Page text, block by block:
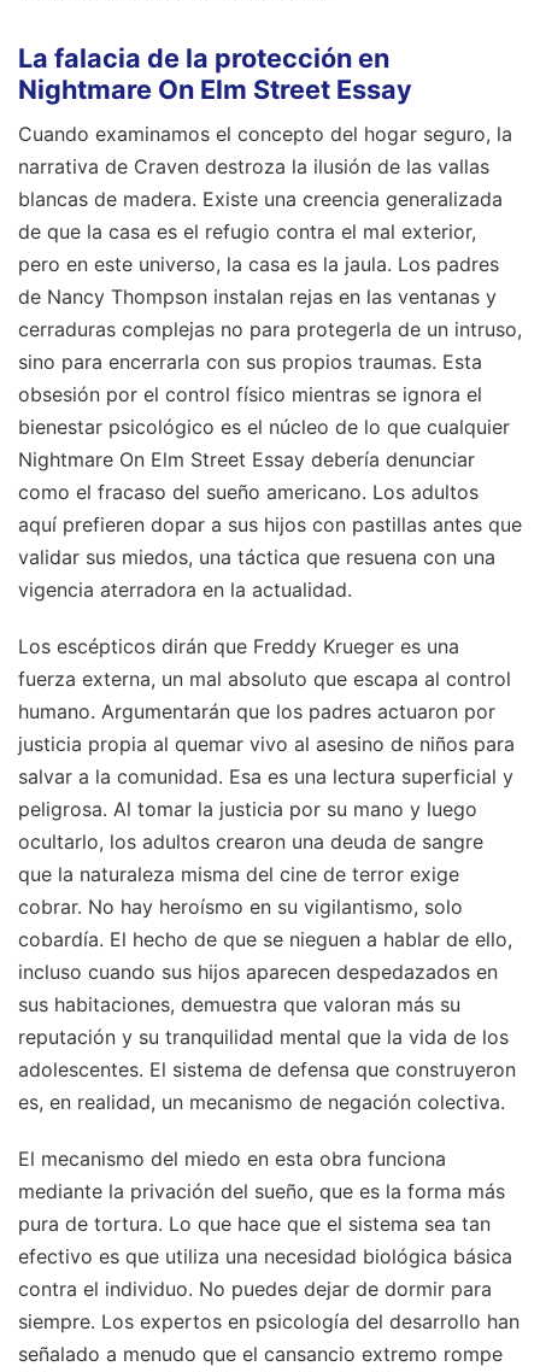
La falacia de la protección en
Nightmare On Elm Street Essay
Cuando examinamos el concepto del hogar seguro, la
narrativa de Craven destroza la ilusión de las vallas
blancas de madera. Existe una creencia generalizada
de que la casa es el refugio contra el mal exterior,
pero en este universo, la casa es la jaula. Los padres
de Nancy Thompson instalan rejas en las ventanas y
cerraduras complejas no para protegerla de un intruso,
sino para encerrarla con sus propios traumas. Esta
obsesión por el control físico mientras se ignora el
bienestar psicológico es el núcleo de lo que cualquier
Nightmare On Elm Street Essay debería denunciar
como el fracaso del sueño americano. Los adultos
aquí prefieren dopar a sus hijos con pastillas antes que
validar sus miedos, una táctica que resuena con una
vigencia aterradora en la actualidad.
Los escépticos dirán que Freddy Krueger es una
fuerza externa, un mal absoluto que escapa al control
humano. Argumentarán que los padres actuaron por
justicia propia al quemar vivo al asesino de niños para
salvar a la comunidad. Esa es una lectura superficial y
peligrosa. Al tomar la justicia por su mano y luego
ocultarlo, los adultos crearon una deuda de sangre
que la naturaleza misma del cine de terror exige
cobrar. No hay heroísmo en su vigilantismo, solo
cobardía. El hecho de que se nieguen a hablar de ello,
incluso cuando sus hijos aparecen despedazados en
sus habitaciones, demuestra que valoran más su
reputación y su tranquilidad mental que la vida de los
adolescentes. El sistema de defensa que construyeron
es, en realidad, un mecanismo de negación colectiva.
El mecanismo del miedo en esta obra funciona
mediante la privación del sueño, que es la forma más
pura de tortura. Lo que hace que el sistema sea tan
efectivo es que utiliza una necesidad biológica básica
contra el individuo. No puedes dejar de dormir para
siempre. Los expertos en psicología del desarrollo han
señalado a menudo que el cansancio extremo rompe